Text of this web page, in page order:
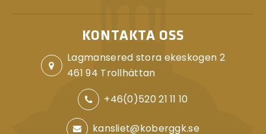
KONTAKTA OSS
Lagmansered stora ekeskogen 2
461 94 Trollhättan
+46(0)520 21 11 10
kansliet@koberggk.se